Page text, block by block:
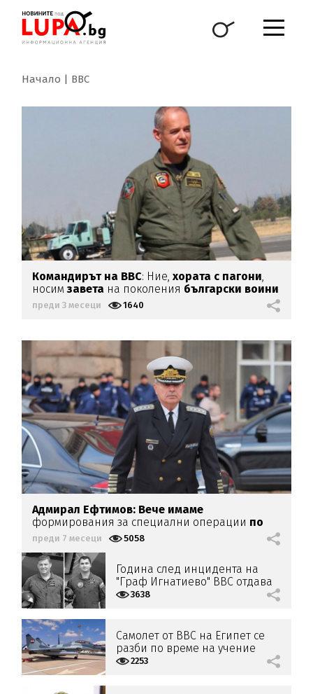
Начало ВВС
Командирът на ВВС: Ние,хората с пагони
носимзавета на поколения български воини
преди 3 месеци 1640
Адмирал Ефтимов: Вече имаме
формирования за специални операции по
земя, въздух и вода
преди 7 месеци 5058
Година след инцидента на
"Граф Игнатиево" ВВС отдава
почит на пилотите Петко
3638
Самолет от ВВС на Египет се
разби по време на учение
2253